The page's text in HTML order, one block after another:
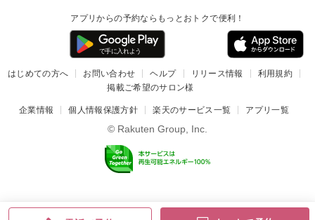
アプリからの予約ならもっとおトクで便利！
はじめての方へ お問い合わせ ヘルプ リリース情報
利用規約
掲載ご希望のサロン様
企業情報 個人情報保護方針 楽天のサービス一覧 アプリ一覧
© Rakuten Group, Inc.